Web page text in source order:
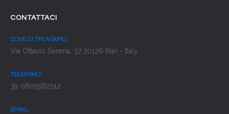
CONTATTACI
DOVE CI TROVIAMO:
Via Ottavio Serena, 37 70126 Bari - Italy
TELEFONO:
39 0805582512
EMAIL: